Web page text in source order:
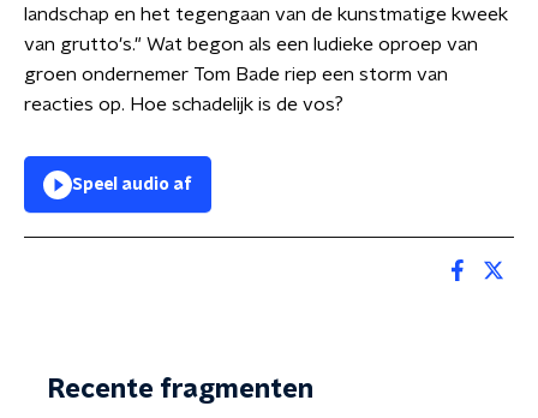
landschap en het tegengaan van de kunstmatige kweek
van grutto's." Wat begon als een ludieke oproep van
groen ondernemer Tom Bade riep een storm van
reacties op. Hoe schadelijk is de vos?
Speel audio af
Recente fragmenten